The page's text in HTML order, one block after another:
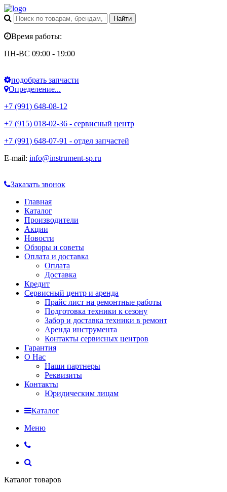
Время работы:
ПН-ВС 09:00 - 19:00
подобрать запчасти
Определение...
+7 (991) 648-08-12
+7 (915) 018-02-36 - сервисный центр
+7 (991) 648-07-91 - отдел запчастей
E-mail: info@instrument-sp.ru
Заказать звонок
Главная
Каталог
Производители
Акции
Новости
Обзоры и советы
Оплата и доставка
Оплата
Доставка
Кредит
Сервисный центр и аренда
Прайс лист на ремонтные работы
Подготовка техники к сезону
Забор и доставка техники в ремонт
Аренда инструмента
Контакты сервисных центров
Гарантия
О Нас
Наши партнеры
Реквизиты
Контакты
Юридическим лицам
Каталог
Меню
Каталог товаров